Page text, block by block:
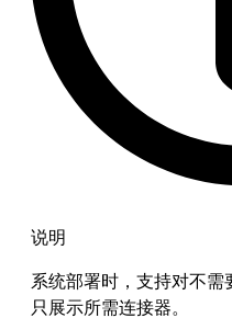
说明
系统部署时，支持对不需
只展示所需连接器。